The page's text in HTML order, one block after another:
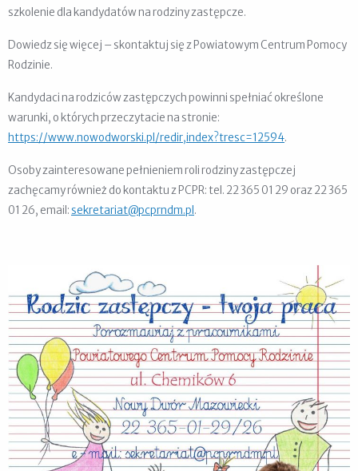
szkolenie dla kandydatów na rodziny zastępcze.
Dowiedz się więcej – skontaktuj się z Powiatowym Centrum Pomocy
Rodzinie.
Kandydaci na rodziców zastępczych powinni spełniać określone
warunki, o których przeczytacie na stronie:
https://www.nowodworski.pl/redir,index?tresc=12594.
Osoby zainteresowane pełnieniem roli rodziny zastępczej
zachęcamy również do kontaktu z PCPR: tel. 22 365 01 29 oraz 22 365
01 26, email: sekretariat@pcprndm.pl .